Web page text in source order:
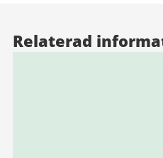
Relaterad